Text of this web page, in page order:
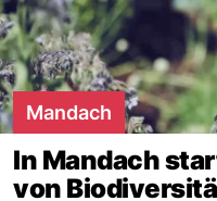
Mandach
In Mandach
von